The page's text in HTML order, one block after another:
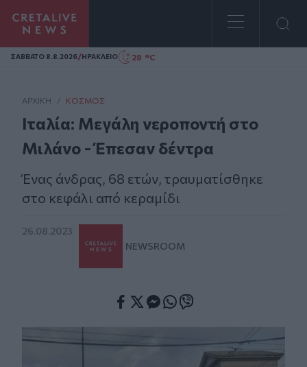
Homepage
ΣAΒΒΑΤΟ 8.8.2026/ΗΡΑΚΛΕΙΟ 28 °C
ΑΡΧΙΚΗ / ΚΌΣΜΟΣ
Ιταλία: Μεγάλη νεροποντή στο
Μιλάνο - Έπεσαν δέντρα
Ένας άνδρας, 68 ετών, τραυματίσθηκε
στο κεφάλι από κεραμίδι
26.08.2023
NEWSROOM